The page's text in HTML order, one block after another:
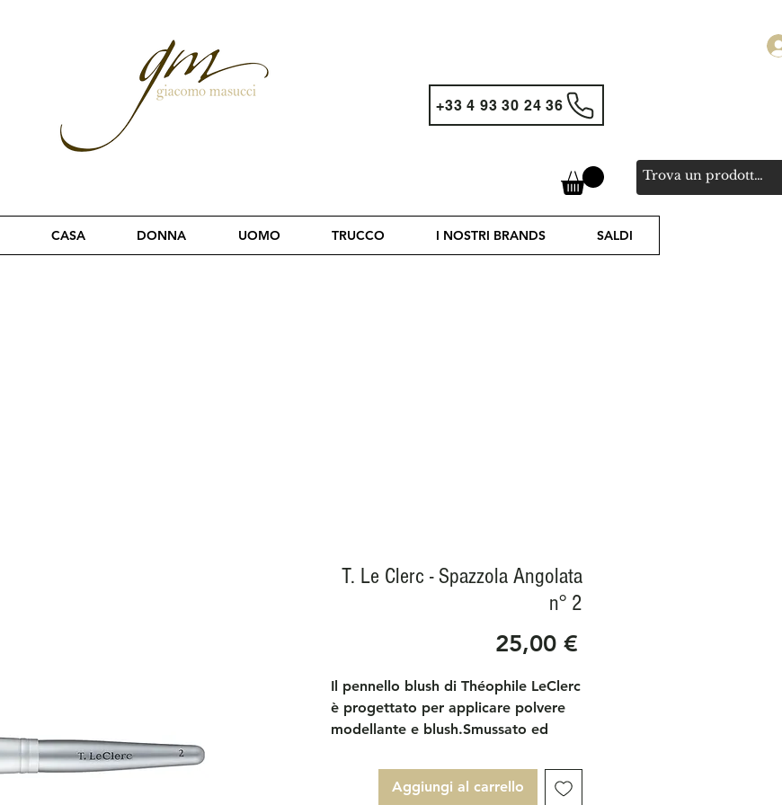
+33 4 93 30 24 36
CASA DONNA UOMO TRUCCO I NOSTRI BRANDS SALDI
T. Le Clerc - Spazzola Angolata
n° 2
25,00 €
Il pennello blush di Théophile LeClerc
è progettato per applicare polvere
modellante e blush.Smussato ed
e depositare il materiale con
precisione.Aggiungi al carrello